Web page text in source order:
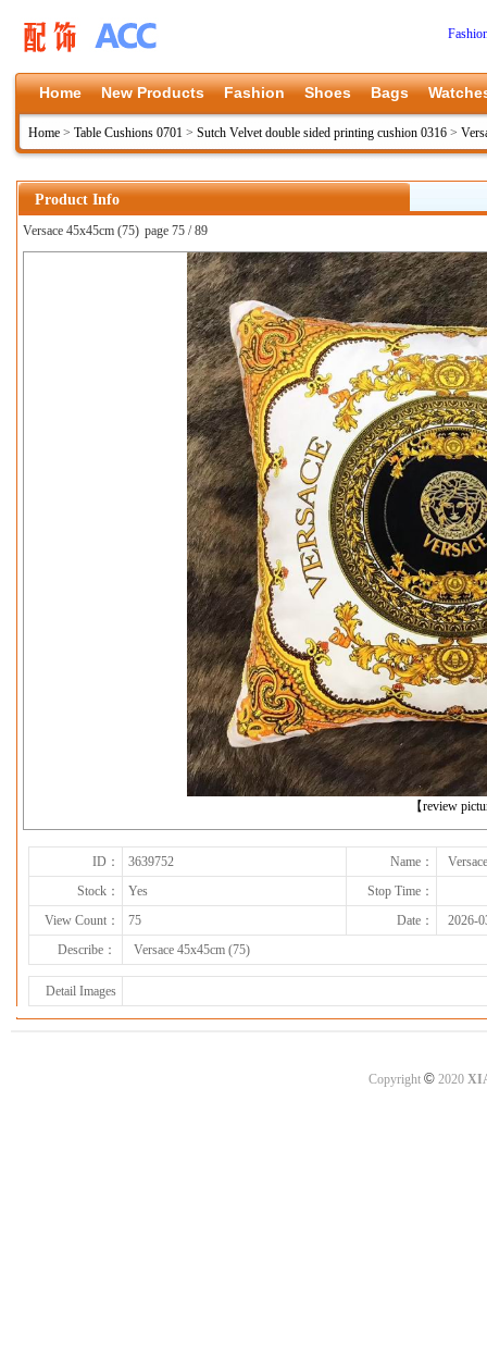
Home New Products Fashion Shoes Bags
Home > Table Cushions 0701 > Sutch Velvet double sided printing cushion 0316 >
Product Info
Versace 45x45cm (75) page 75 / 89
【review
上一张
下一张
ID： 3639752 Name：
Stock：
Yes
Stop Time：
View Count：
75 Date：
2026-
Describe：
Versace 45x45cm (75)
Detail Images
Copyright ©2020